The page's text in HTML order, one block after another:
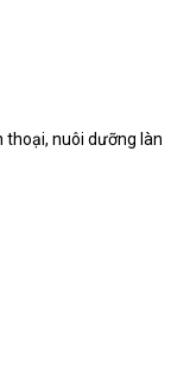
thoại, nuôi dưỡng làn